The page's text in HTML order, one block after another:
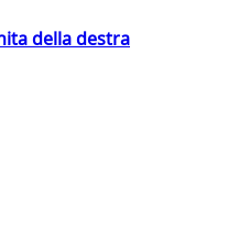
della destra